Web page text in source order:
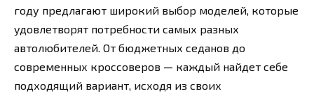
году предлагают широкий выбор моделей, которые
удовлетворят потребности самых разных
автолюбителей. От бюджетных седанов до
современных кроссоверов — каждый найдет себе
подходящий вариант, исходя из своих